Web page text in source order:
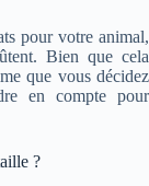
pour votre animal,
Bien que cela
que vous décidez
en compte pour
?